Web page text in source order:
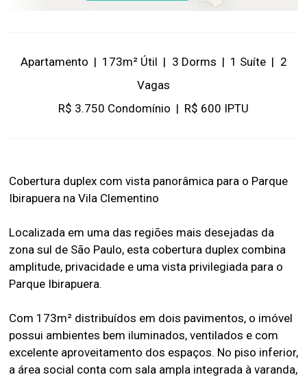
Apartamento | 173m² Útil | 3 Dorms | 1 Suíte | 2
Vagas
R$ 3.750 Condomínio | R$ 600 IPTU
Cobertura duplex com vista panorâmica para o Parque
Ibirapuera na Vila Clementino
Localizada em uma das regiões mais desejadas da
zona sul de São Paulo, esta cobertura duplex combina
amplitude, privacidade e uma vista privilegiada para o
Parque Ibirapuera.
Com 173m² distribuídos em dois pavimentos, o imóvel
possui ambientes bem iluminados, ventilados e com
excelente aproveitamento dos espaços. No piso inferior,
a área social conta com sala ampla integrada à varanda,